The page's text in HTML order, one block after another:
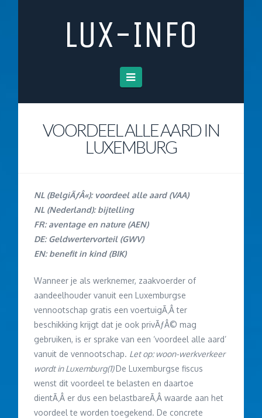
LUX-INFO
Navigation
VOORDEEL ALLE AARD IN
LUXEMBURG
NL (BelgiÃƒÂ«): voordeel alle aard (VAA)
NL (Nederland): bijtelling
FR: aventage en nature (AEN)
DE: Geldwertervorteil (GWV)
EN: benefit in kind (BIK)
Wanneer je als werknemer, zaakvoerder of
aandeelhouder vanuit een Luxemburgse
vennootschap gratis een voertuigÃ‚Â ter
beschikking krijgt dat je ook privÃƒÂ© mag
gebruiken, is er sprake van een ‘voordeel alle aard’
vanuit de vennootschap. Let op: woon-werkverkeer
wordt in Luxemburg(1)De Luxemburgse fiscus
wenst dit voordeel te belasten en daartoe
dientÃ‚Â er dus een belastbareÃ‚Â waarde aan het
voordeel te worden toegekend. De concrete